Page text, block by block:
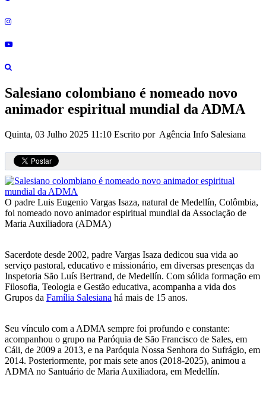
Salesiano colombiano é nomeado novo
animador espiritual mundial da ADMA
Quinta, 03 Julho 2025 11:10 Escrito por Agência Info Salesiana
O padre Luis Eugenio Vargas Isaza, natural de Medellín, Colômbia,
foi nomeado novo animador espiritual mundial da Associação de
Maria Auxiliadora (ADMA)
Sacerdote desde 2002, padre Vargas Isaza dedicou sua vida ao
serviço pastoral, educativo e missionário, em diversas presenças da
Inspetoria São Luís Bertrand, de Medellín. Com sólida formação em
Filosofia, Teologia e Gestão educativa, acompanha a vida dos
Grupos da Família Salesiana há mais de 15 anos.
Seu vínculo com a ADMA sempre foi profundo e constante:
acompanhou o grupo na Paróquia de São Francisco de Sales, em
Cáli, de 2009 a 2013, e na Paróquia Nossa Senhora do Sufrágio, em
2014. Posteriormente, por mais sete anos (2018-2025), animou a
ADMA no Santuário de Maria Auxiliadora, em Medellín.